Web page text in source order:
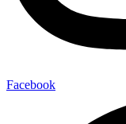
Facebook